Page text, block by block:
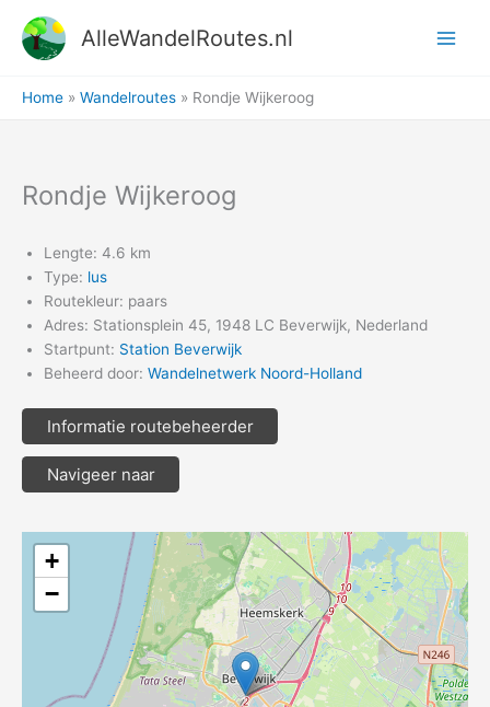
naar
AlleWandelRoutes.nl
Home Wandelroutes Rondje Wijkeroog
Rondje Wijkeroog
Lengte: 4.6 km
Type: lus
Routekleur: paars
Adres: Stationsplein 45, 1948 LC Beverwijk, Nederland
Startpunt: Station Beverwijk
Beheerd door: Wandelnetwerk Noord-Holland
Informatie routebeheerder
Navigeer naar
+
−